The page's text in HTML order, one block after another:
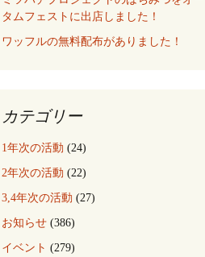
タムフェストに出店しました！
ワッフルの無料配布がありました！
カテゴリー
1年次の活動 (24)
2年次の活動 (22)
3,4年次の活動 (27)
お知らせ (386)
イベント (279)